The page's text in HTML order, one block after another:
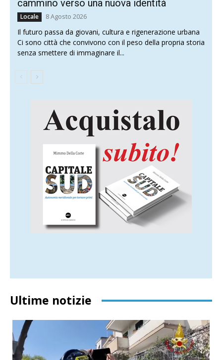
cammino verso una nuova identità
Locale 8 Agosto 2026
Il futuro passa da giovani, cultura e rigenerazione urbana
Ci sono città che convivono con il peso della propria storia
senza smettere di immaginare il...
Ultime notizie